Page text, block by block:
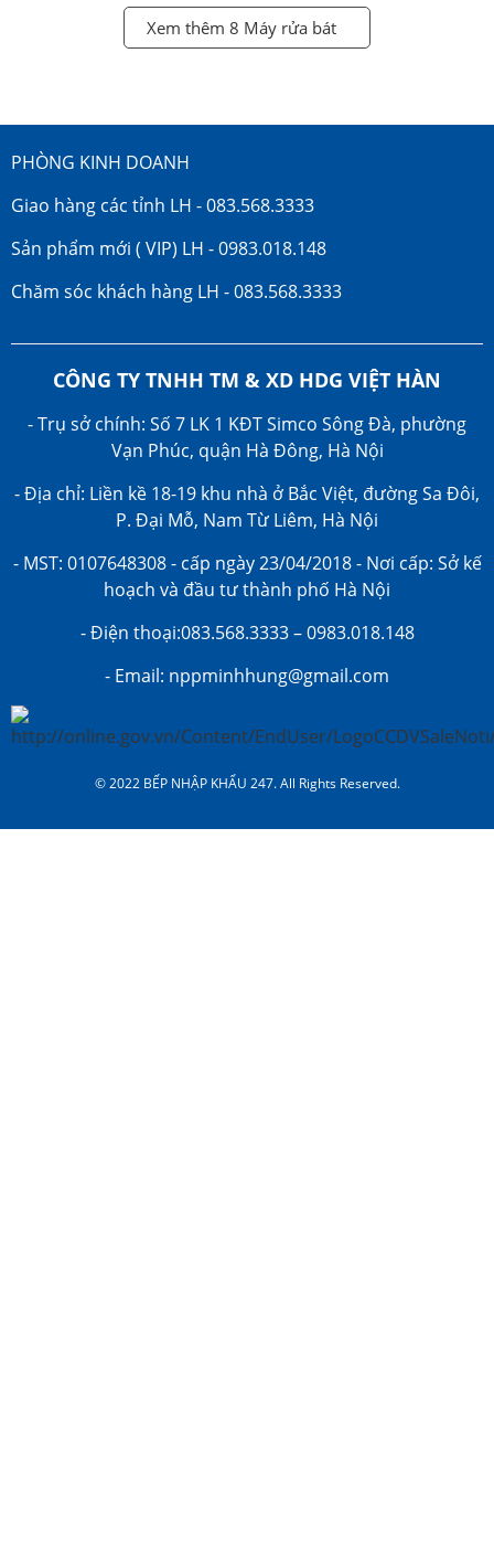
Xem thêm 8 Máy rửa bát
PHÒNG KINH DOANH
Giao hàng các tỉnh LH - 083.568.3333
Sản phẩm mới ( VIP) LH - 0983.018.148
Chăm sóc khách hàng LH - 083.568.3333
CÔNG TY TNHH TM & XD HDG VIỆT HÀN
- Trụ sở chính: Số 7 LK 1 KĐT Simco Sông Đà, phường
Vạn Phúc, quận Hà Đông, Hà Nội
- Địa chỉ: Liền kề 18-19 khu nhà ở Bắc Việt, đường Sa Đôi,
P. Đại Mỗ, Nam Từ Liêm, Hà Nội
- MST: 0107648308 - cấp ngày 23/04/2018 - Nơi cấp: Sở kế
hoạch và đầu tư thành phố Hà Nội
- Điện thoại:083.568.3333 – 0983.018.148
- Email: nppminhhung@gmail.com
© 2022 BẾP NHẬP KHẨU 247. All Rights Reserved.